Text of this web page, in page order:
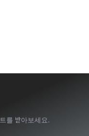
를 받아보세요.